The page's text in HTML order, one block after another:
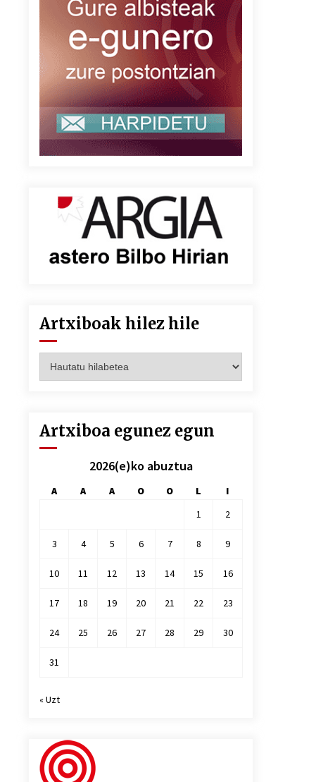
Artxiboak hilez hile
hilez
Artxiboa egunez egun
2026(e)ko abuztua
A A A O O L
I
1
2
3 4 5 6 7 8 9
10 11 12 13 14 15 16
17 18 19 20 21 22 23
24 25 26 27 28 29 30
31
« Uzt